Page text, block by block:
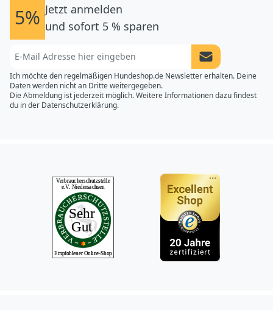
5% Jetzt anmelden
und sofort 5 % sparen
Newsletter
Ich möchte den regelmäßigen Hundeshop.de Newsletter erhalten. Deine
Daten werden nicht an Dritte weitergegeben.
Die Abmeldung ist jederzeit möglich. Weitere Informationen dazu findest
du in der Datenschutzerklärung.